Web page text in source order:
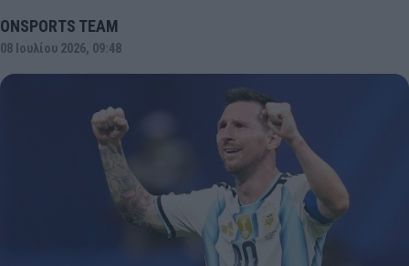
ONSPORTS TEAM
08 Ιουλίου 2026, 09:48